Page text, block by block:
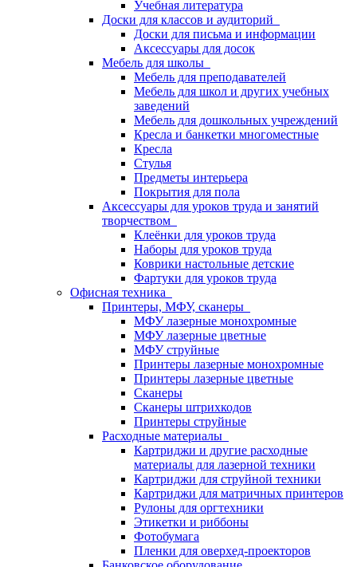
Учебная литература
Доски для классов и аудиторий
Доски для письма и информации
Аксессуары для досок
Мебель для школы
Мебель для преподавателей
Мебель для школ и других учебных
заведений
Мебель для дошкольных учреждений
Кресла и банкетки многоместные
Кресла
Стулья
Предметы интерьера
Покрытия для пола
Аксессуары для уроков труда и занятий
творчеством
Клеёнки для уроков труда
Наборы для уроков труда
Коврики настольные детские
Фартуки для уроков труда
Офисная техника
Принтеры, МФУ, сканеры
МФУ лазерные монохромные
МФУ лазерные цветные
МФУ струйные
Принтеры лазерные монохромные
Принтеры лазерные цветные
Сканеры
Сканеры штрихкодов
Принтеры струйные
Расходные материалы
Картриджи и другие расходные
материалы для лазерной техники
Картриджи для струйной техники
Картриджи для матричных принтеров
Рулоны для оргтехники
Этикетки и риббоны
Фотобумага
Пленки для оверхед-проекторов